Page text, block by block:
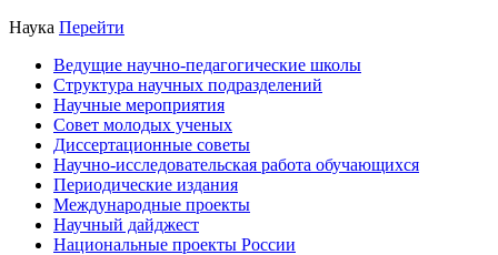
Наука Перейти
Ведущие научно-педагогические школы
Структура научных подразделений
Научные мероприятия
Совет молодых ученых
Диссертационные советы
Научно-исследовательская работа обучающихся
Периодические издания
Международные проекты
Научный дайджест
Национальные проекты России